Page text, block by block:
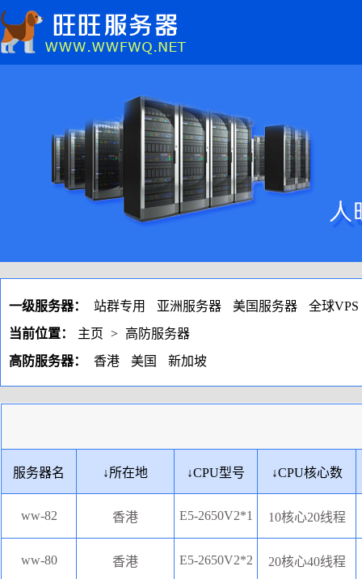
一级服务器： 站群专用 亚洲服务器 美国服务器
全球VPS
当前位置：
主页 > 高防服务器
高防服务器：
香港 美国 新加坡
服务器名 ↓所在地 ↓CPU型号 ↓CPU核心数
ww-82 香港 E5-2650V2*1 10核心20线程
ww-80 香港 E5-2650V2*2 20核心40线程